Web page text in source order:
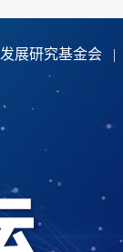
展研究基金会 |